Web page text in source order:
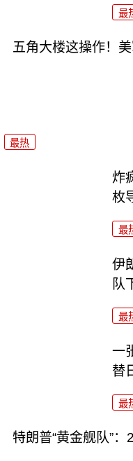
最
五角大楼这操作！
最热
炸
枚
最
伊
队
最
一
替
最
特朗普“黄金舰队”